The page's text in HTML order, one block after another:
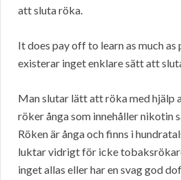
att sluta röka.
It does pay off to learn as much
existerar inget enklare sätt att
Man slutar lätt att röka med hjälp
röker ånga som innehåller nikotin
Röken är ånga och finns i
luktar vidrigt för icke
inget allas eller har en svag god